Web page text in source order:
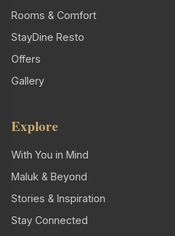
Rooms & Comfort
StayDine Resto
Offers
Gallery
Explore
With You in Mind
Maluk & Beyond
Stories & Inspiration
Stay Connected